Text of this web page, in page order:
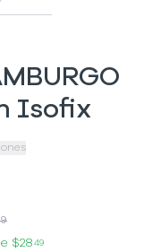
Isofix
$28 49